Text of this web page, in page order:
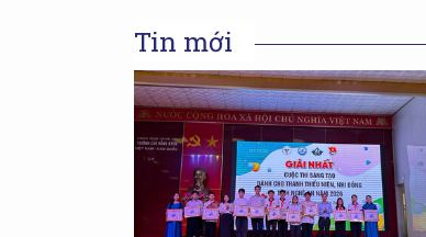
Tin mới